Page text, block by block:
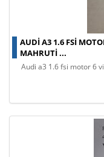
AUDI A3 1.6 FSİ
MAHRUTI ...
audi a3 1.6 fsi̇ motor 6